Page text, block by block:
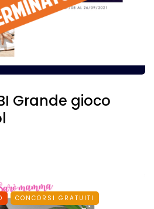
Grande gioco
CONCORSI GRATUITI